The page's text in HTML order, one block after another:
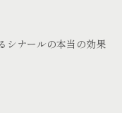
シナールの本当の効果